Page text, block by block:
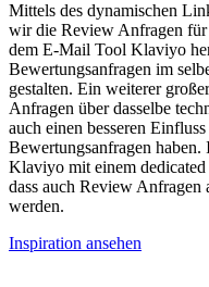
Mittels des dynamischen
wir die Review Anfragen
dem E-Mail Tool Klaviyo
Bewertungsanfragen im
gestalten. Ein weiterer
Anfragen über dasselbe
auch einen besseren
Bewertungsanfragen
Klaviyo mit einem dedicated
dass auch Review
werden.
Inspiration ansehen